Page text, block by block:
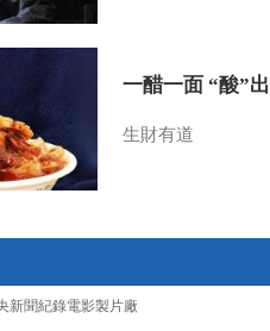
一醋一面 “酸”
生財有道
新聞紀錄電影製片廠